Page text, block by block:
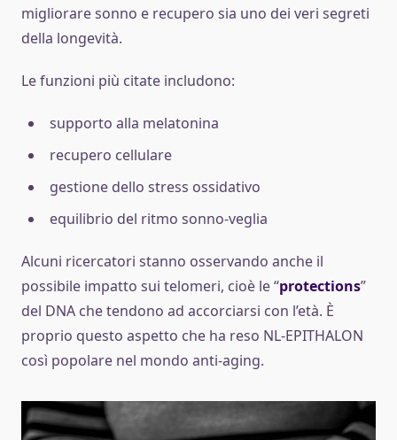
migliorare sonno e recupero sia uno dei veri segreti
della longevità.
Le funzioni più citate includono:
supporto alla melatonina
recupero cellulare
gestione dello stress ossidativo
equilibrio del ritmo sonno-veglia
Alcuni ricercatori stanno osservando anche il
possibile impatto sui telomeri, cioè le “protections”
del DNA che tendono ad accorciarsi con l’età. È
proprio questo aspetto che ha reso NL-EPITHALON
così popolare nel mondo anti-aging.